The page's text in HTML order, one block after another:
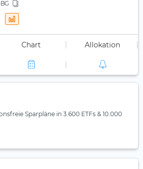
Chart Allokation
Sparpläne in 3.600 ETFs & 10.000